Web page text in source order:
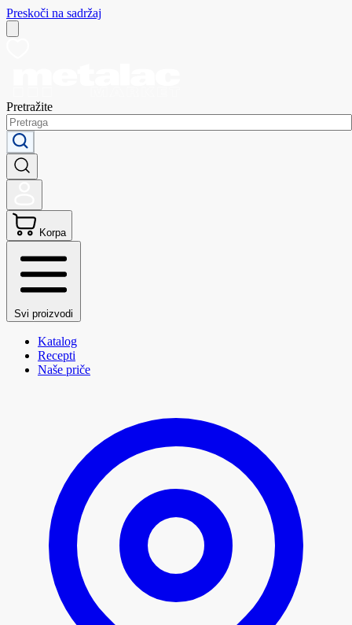
Preskoči na sadržaj
Pretražite
Korpa
Svi proizvodi
Katalog
Recepti
Naše priče